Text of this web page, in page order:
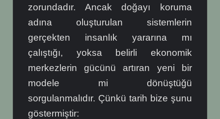
zorundadır. Ancak doğayı koruma
adına oluşturulan sistemlerin
gerçekten insanlık yararına mı
çalıştığı, yoksa belirli ekonomik
merkezlerin gücünü artıran yeni bir
modele mi dönüştüğü
sorgulanmalıdır. Çünkü tarih bize şunu
göstermiştir: